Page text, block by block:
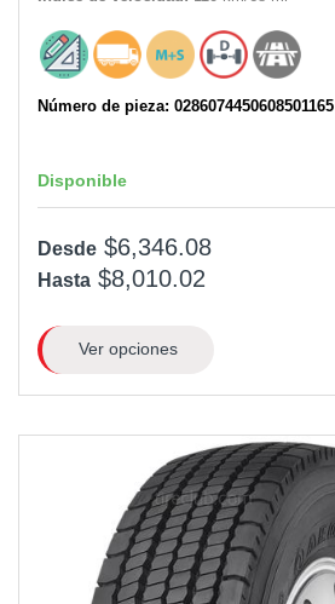
Número de pieza: 0286074450608501165
Disponible
Desde $6,346.08
Hasta $8,010.02
Ver opciones